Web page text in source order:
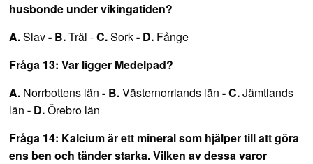
husbonde under vikingatiden?
A.Slav- B.Träl -C.Sork- D.Fånge
Fråga 13: Var ligger Medelpad?
A.Norrbottens län - B.Västernorrlands län - C.Jämtlands
län - D.Örebro län
Fråga 14: Kalcium är ett mineral som hjälper till att göra
ens ben och tänder starka. Vilken av dessa varor